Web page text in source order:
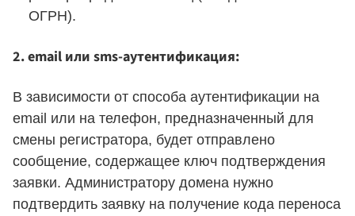
ОГРН).
2. email или sms-аутентификация:
В зависимости от способа аутентификации на
email или на телефон, предназначенный для
смены регистратора, будет отправлено
сообщение, содержащее ключ подтверждения
заявки. Администратору домена нужно
подтвердить заявку на получение кода переноса